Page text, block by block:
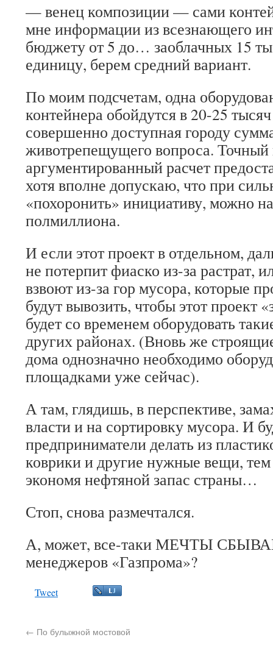
— венец композиции — сами
мне информации из всезнающего
бюджету от 5 до… заоблачных 15
единицу, берем средний вариант.
По моим подсчетам, одна
контейнера обойдутся в 20-25
совершенно доступная городу
животрепещущего вопроса. Точный
аргументированный расчет
хотя вполне допускаю, что при
«похоронить» инициативу, можно
полмиллиона.
И если этот проект в отдельном,
не потерпит фиаско из-за растрат,
взвоют из-за гор мусора, которые
будут вывозить, чтобы этот проект
будет со временем оборудовать
других районах. (Вновь же
дома однозначно необходимо
площадками уже сейчас).
А там, глядишь, в перспективе,
власти и на сортировку мусора. И
предприниматели делать из
коврики и другие нужные вещи,
экономя нефтяной запас страны…
Стоп, снова размечтался.
А, может, все-таки МЕЧТЫ
менеджеров «Газпрома»?
Tweet
← По булыжной мостовой